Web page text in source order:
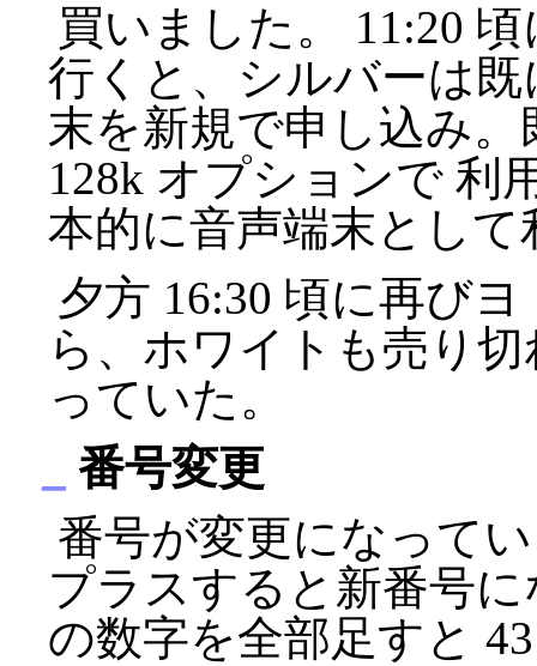
買いました。 11:20
行くと、シルバーは
末を新規で申し込み
128k オプションで 利
本的に音声端末とし
夕方 16:30 頃に再び
ら、ホワイトも売り
っていた。
番号変更
番号が変更になって
プラスすると新番号
の数字を全部足すと